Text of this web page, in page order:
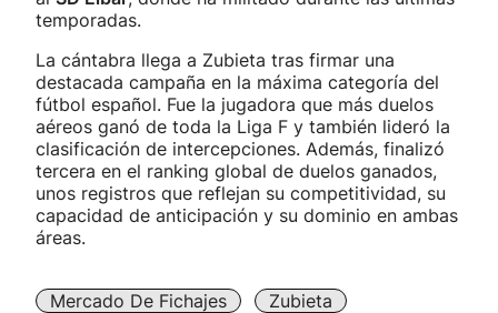
temporadas.
La cántabra llega a Zubieta tras firmar una
destacada campaña en la máxima categoría del
fútbol español. Fue la jugadora que más duelos
aéreos ganó de toda la Liga F y también lideró la
clasificación de intercepciones. Además, finalizó
tercera en el ranking global de duelos ganados,
unos registros que reflejan su competitividad, su
capacidad de anticipación y su dominio en ambas
áreas.
Mercado De Fichajes
Zubieta